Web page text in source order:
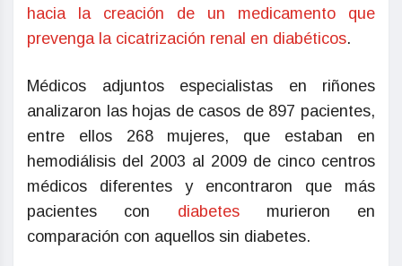
hacia la creación de un medicamento que
prevenga la cicatrización renal en diabéticos.
Médicos adjuntos especialistas en riñones
analizaron las hojas de casos de 897 pacientes,
entre ellos 268 mujeres, que estaban en
hemodiálisis del 2003 al 2009 de cinco centros
médicos diferentes y encontraron que más
pacientes con diabetes murieron en
comparación con aquellos sin diabetes.